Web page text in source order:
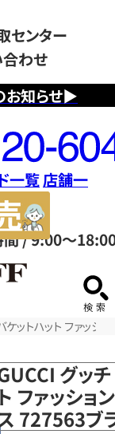
お知らせ▶
センター
わせ
/ 9:00～
一覧店舗一
サ
ケットハット ファッ
グッ
ファッショ
727563ブ